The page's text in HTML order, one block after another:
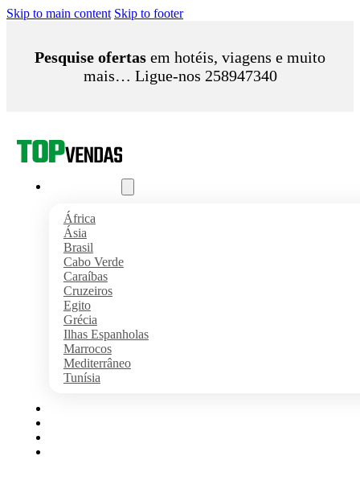
Skip to main content Skip to footer
Pesquise ofertas em hotéis, viagens e muito
mais… Ligue-nos 258947340
África
Ásia
Brasil
Cabo Verde
Caraíbas
Cruzeiros
Egito
Grécia
Ilhas Espanholas
Marrocos
Mediterrâneo
Tunísia